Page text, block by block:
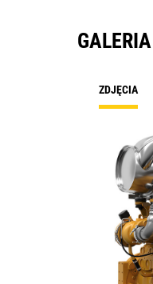
ZDJĘCIA